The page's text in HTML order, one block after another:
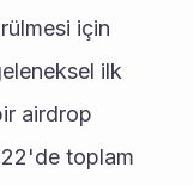
için
ilk
airdrop
toplam